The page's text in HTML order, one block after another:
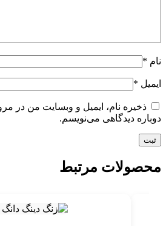
نام *
ایمیل *
ذخیره نام، ایمیل و وبسایت من در
دوباره دیدگاهی می‌نویسم.
محصولات مرتبط